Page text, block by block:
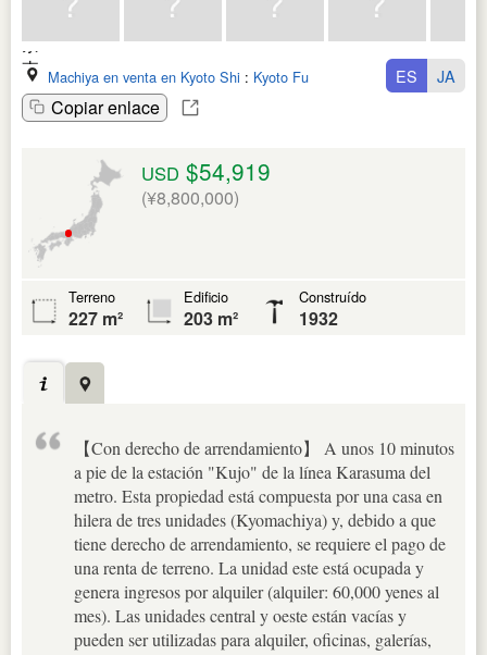
Machiya en venta en Kyoto Shi : Kyoto Fu
Copiar enlace
ES JA
USD $54,919
(¥8,800,000)
Terreno
227 m²
Edificio
203 m²
Construído
1932
【Con derecho de arrendamiento】 A unos 10 minutos
a pie de la estación "Kujo" de la línea Karasuma del
metro. Esta propiedad está compuesta por una casa en
hilera de tres unidades (Kyomachiya) y, debido a que
tiene derecho de arrendamiento, se requiere el pago de
una renta de terreno. La unidad este está ocupada y
genera ingresos por alquiler (alquiler: 60,000 yenes al
mes). Las unidades central y oeste están vacías y
pueden ser utilizadas para alquiler, oficinas, galerías,